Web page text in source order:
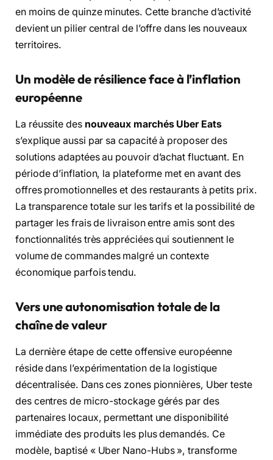
en moins de quinze minutes. Cette branche d’activité
devient un pilier central de l’offre dans les nouveaux
territoires.
Un modèle de résilience face à l’inflation
européenne
La réussite des nouveaux marchés Uber Eats
s’explique aussi par sa capacité à proposer des
solutions adaptées au pouvoir d’achat fluctuant. En
période d’inflation, la plateforme met en avant des
offres promotionnelles et des restaurants à petits prix.
La transparence totale sur les tarifs et la possibilité de
partager les frais de livraison entre amis sont des
fonctionnalités très appréciées qui soutiennent le
volume de commandes malgré un contexte
économique parfois tendu.
Vers une autonomisation totale de la
chaîne de valeur
La dernière étape de cette offensive européenne
réside dans l’expérimentation de la logistique
décentralisée. Dans ces zones pionnières, Uber teste
des centres de micro-stockage gérés par des
partenaires locaux, permettant une disponibilité
immédiate des produits les plus demandés. Ce
modèle, baptisé « Uber Nano-Hubs », transforme